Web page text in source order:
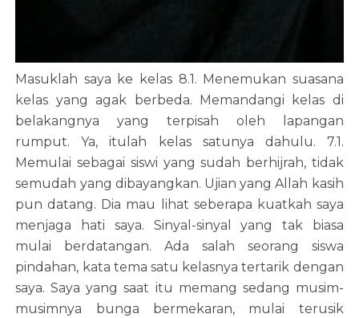
Masuklah saya ke kelas 8.1. Menemukan suasana
kelas yang agak berbeda. Memandangi kelas di
belakangnya yang terpisah oleh lapangan
rumput. Ya, itulah kelas satunya dahulu. 7.1.
Memulai sebagai siswi yang sudah berhijrah, tidak
semudah yang dibayangkan. Ujian yang Allah kasih
pun datang. Dia mau lihat seberapa kuatkah saya
menjaga hati saya. Sinyal-sinyal yang tak biasa
mulai berdatangan. Ada salah seorang siswa
pindahan, kata tema satu kelasnya tertarik dengan
saya. Saya yang saat itu memang sedang musim-
musimnya bunga bermekaran, mulai terusik